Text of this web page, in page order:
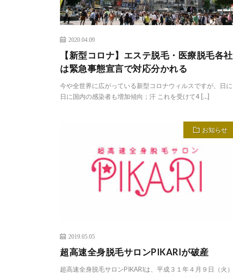
2020.04.09
【新型コロナ】エステ脱毛・医療脱毛各社
は緊急事態宣言で対応分かれる
今や全世界に広がっている新型コロナウィルスですが、日に
日に国内の感染者も増加傾向；汗 これを受けて4 […]
お知らせ
2019.05.05
超高速全身脱毛サロンPIKARIが破産
超高速全身脱毛サロンPIKARIは、平成３１年４月９日（火）